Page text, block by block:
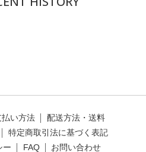
払い方法
配送方法・送料
特定商取引法に基づく表記
ー
FAQ お問い合わせ